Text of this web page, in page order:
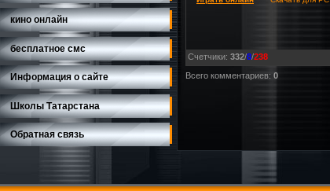
кино онлайн
бесплатное смс
Информация о сайте
Школы Татарстана
Обратная связь
Счетчики: 332/8/238
Всего комментариев: 0